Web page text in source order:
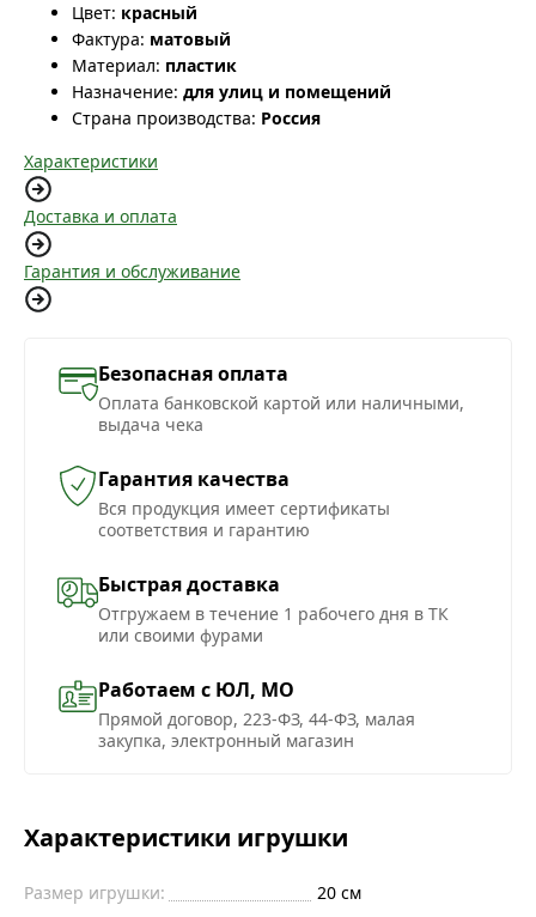
Цвет: красный
Фактура: матовый
Материал: пластик
Назначение: для улиц и помещений
Страна производства: Россия
Характеристики
Доставка и оплата
Гарантия и обслуживание
Безопасная оплата
Оплата банковской картой или наличными,
выдача чека
Гарантия качества
Вся продукция имеет сертификаты
соответствия и гарантию
Быстрая доставка
Отгружаем в течение 1 рабочего дня в ТК
или своими фурами
Работаем с ЮЛ, МО
Прямой договор, 223-ФЗ, 44-ФЗ, малая
закупка, электронный магазин
Характеристики игрушки
Размер игрушки: 20 см